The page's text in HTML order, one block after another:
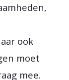
ook
moet
mee.